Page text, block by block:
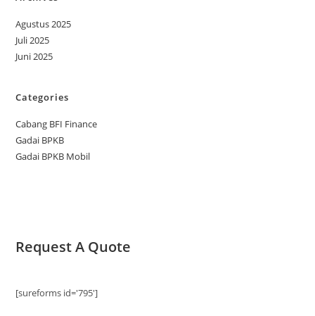
Agustus 2025
Juli 2025
Juni 2025
Categories
Cabang BFI Finance
Gadai BPKB
Gadai BPKB Mobil
Request A Quote
[sureforms id='795']